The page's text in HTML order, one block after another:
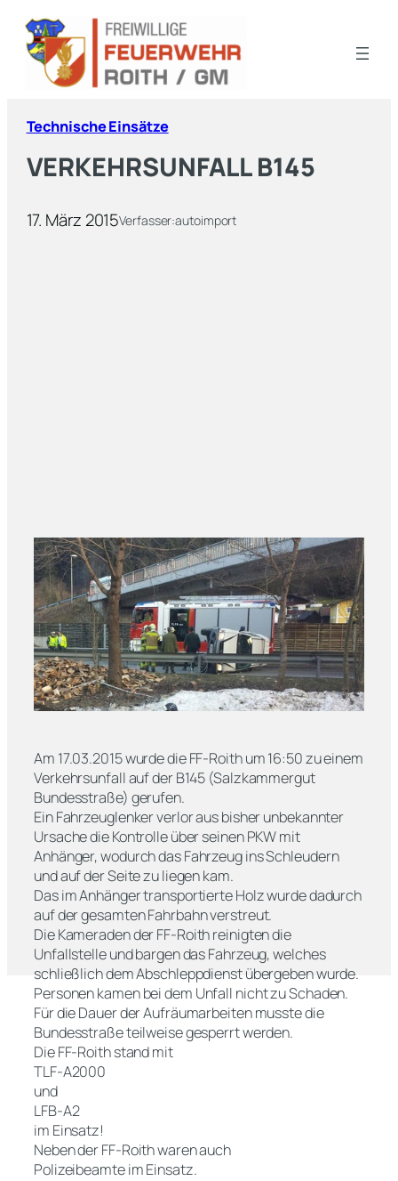
Technische Einsätze
VERKEHRSUNFALL B145
17. März 2015Verfasser:autoimport
Am 17.03.2015 wurde die FF-Roith um 16:50 zu einem
Verkehrsunfall auf der B145 (Salzkammergut
Bundesstraße) gerufen.
Ein Fahrzeuglenker verlor aus bisher unbekannter
Ursache die Kontrolle über seinen PKW mit
Anhänger, wodurch das Fahrzeug ins Schleudern
und auf der Seite zu liegen kam.
Das im Anhänger transportierte Holz wurde dadurch
auf der gesamten Fahrbahn verstreut.
Die Kameraden der FF-Roith reinigten die
Unfallstelle und bargen das Fahrzeug, welches
schließlich dem Abschleppdienst übergeben wurde.
Personen kamen bei dem Unfall nicht zu Schaden.
Für die Dauer der Aufräumarbeiten musste die
Bundesstraße teilweise gesperrt werden.
Die FF-Roith stand mit
TLF-A2000
und
LFB-A2
im Einsatz!
Neben der FF-Roith waren auch
Polizeibeamte im Einsatz.